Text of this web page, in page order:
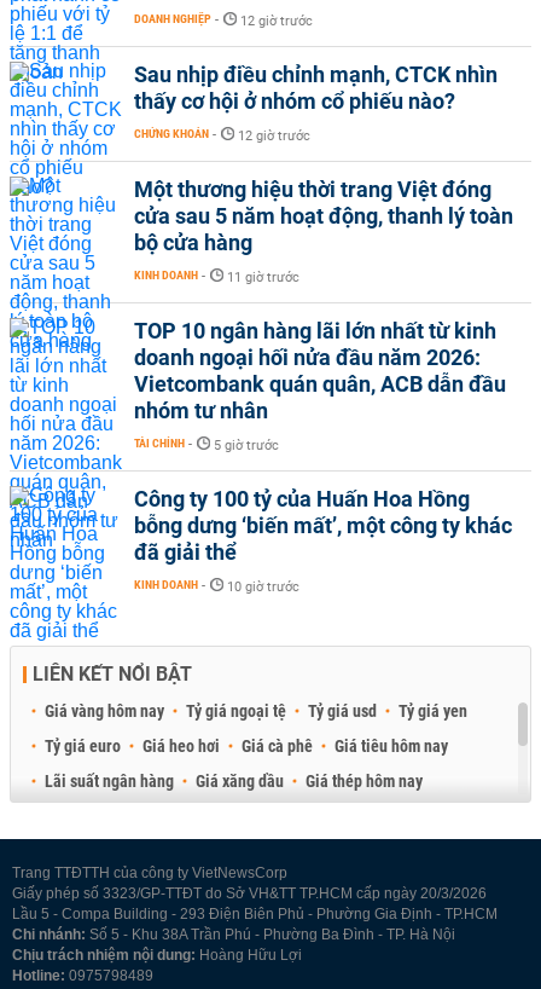
DOANH NGHIỆP - 12 giờ trước
Sau nhịp điều chỉnh mạnh, CTCK nhìn
thấy cơ hội ở nhóm cổ phiếu nào?
CHỨNG KHOÁN - 12 giờ trước
Một thương hiệu thời trang Việt đóng
cửa sau 5 năm hoạt động, thanh lý toàn
bộ cửa hàng
KINH DOANH - 11 giờ trước
TOP 10 ngân hàng lãi lớn nhất từ kinh
doanh ngoại hối nửa đầu năm 2026:
Vietcombank quán quân, ACB dẫn đầu
nhóm tư nhân
TÀI CHÍNH - 5 giờ trước
Công ty 100 tỷ của Huấn Hoa Hồng
bỗng dưng ‘biến mất’, một công ty khác
đã giải thể
KINH DOANH - 10 giờ trước
LIÊN KẾT NỔI BẬT
Giá vàng hôm nay Tỷ giá ngoại tệ Tỷ giá usd
Tỷ giá yen
Tỷ giá euro
Giá heo hơi Giá cà phê
Giá tiêu hôm nay
Lãi suất ngân hàng
Giá xăng dầu
Giá thép hôm nay
Trang TTĐTTH của công ty VietNewsCorp
Giấy phép số 3323/GP-TTĐT do Sở VH&TT TP.HCM cấp ngày 20/3/2026
Lầu 5 - Compa Building - 293 Điện Biên Phủ - Phường Gia Định - TP.HCM
Chi nhánh: Số 5 - Khu 38A Trần Phú - Phường Ba Đình - TP. Hà Nội
Chịu trách nhiệm nội dung: Hoàng Hữu Lợi
Hotline: 0975798489